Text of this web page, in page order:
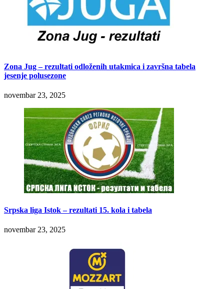
Zona Jug – rezultati odloženih utakmica i završna tabela
jesenje polusezone
novembar 23, 2025
Srpska liga Istok – rezultati 15. kola i tabela
novembar 23, 2025